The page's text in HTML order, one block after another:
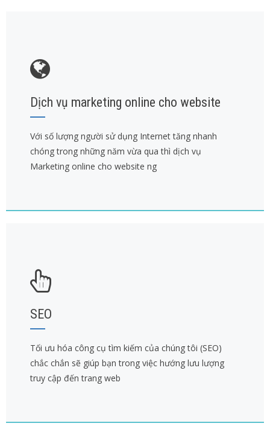
Dịch vụ marketing online cho website
Với số lượng người sử dụng Internet tăng nhanh
chóng trong những năm vừa qua thì dịch vụ
Marketing online cho website ng
SEO
Tối ưu hóa công cụ tìm kiếm của chúng tôi (SEO)
chắc chắn sẽ giúp bạn trong việc hướng lưu lượng
truy cập đến trang web